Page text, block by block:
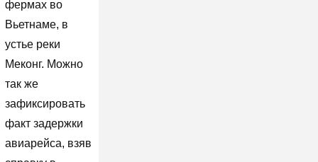
фермах во
Вьетнаме, в
устье реки
Меконг. Можно
так же
зафиксировать
факт задержки
авиарейса, взяв